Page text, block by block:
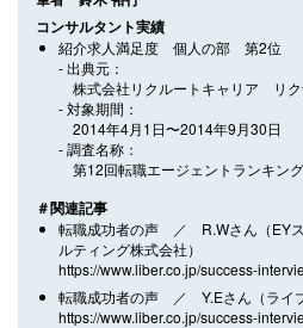
コンサルタント実績
紹介求人満足度 個人の部 第2位
出典元
株式会社リクルートキャリア リ
対象期間
2014年4月1日〜2014年9月30日
調査名称
第12回転職エージェントランキング
＃関連記事
転職成功者の声 ／ R.Wさん（EY
ルティング株式会社）
https://www.liber.co.jp/success-
転職成功者の声 ／ Y.Eさん（ライブ
https://www.liber.co.jp/success-